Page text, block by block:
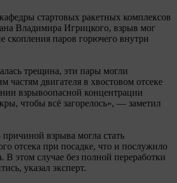
стартовых ракетных комплексов
Владимира Игрицкого, взрыв мог
скопления паров горючего внутри
трещина, эти пары могли
частям двигателя в хвостовом отсеке
взрывоопасной концентрации
чтобы всё загорелось», — заметил
взрыва могла стать
отсека при посадке, что и послужило
этом случае без полной переработки
указал эксперт.